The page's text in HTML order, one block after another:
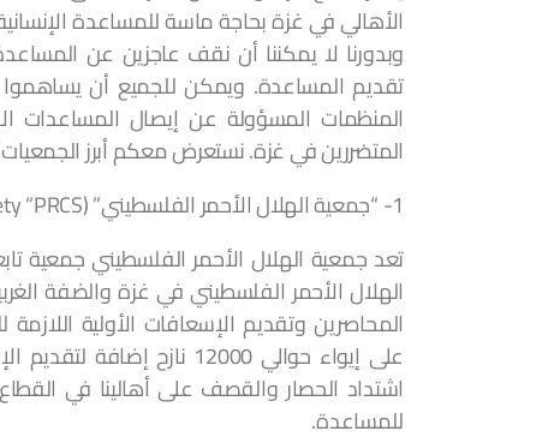
الأهالي في غزة بحاجة ماسة للمساعدة
وبدورنا لا يمكننا أن نقف عاجزين عن
تقديم المساعدة. ويمكن للجميع أن
المنظمات المسؤولة عن إيصال المساعدات
المتضررين في غزة. نستعرض معكم أبرز الجمعيات
1- “جمعية الهلال الأحمر الفلسطيني” (Palestine Red Crescent Society “PRCS”)
تعد جمعية الهلال الأحمر الفلسطيني جمعية
الهلال الأحمر الفلسطيني في غزة والضفة
المحاصرين وتقديم الإسعافات الأولية
على إيواء حوالي 12000
اشتداد الحصار والقصف على أهالينا في
للمساعدة.